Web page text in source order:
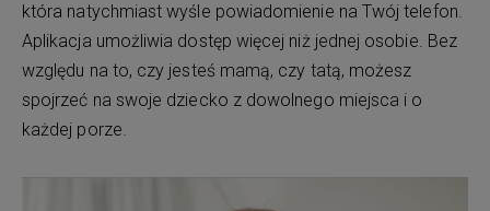
która natychmiast wyśle powiadomienie na Twój telefon.
Aplikacja umożliwia dostęp więcej niż jednej osobie. Bez
względu na to, czy jesteś mamą, czy tatą, możesz
spojrzeć na swoje dziecko z dowolnego miejsca i o
każdej porze.